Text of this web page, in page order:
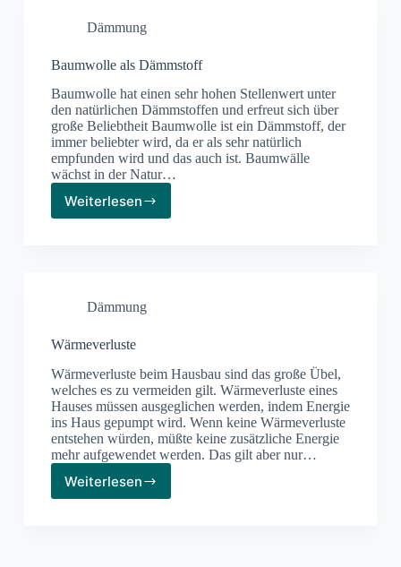
Dämmung
Baumwolle als Dämmstoff
Baumwolle hat einen sehr hohen Stellenwert unter
den natürlichen Dämmstoffen und erfreut sich über
große Beliebtheit Baumwolle ist ein Dämmstoff, der
immer beliebter wird, da er als sehr natürlich
empfunden wird und das auch ist. Baumwälle
wächst in der Natur…
WeiterlesenBaumwolle
Dämmung
Wärmeverluste
Wärmeverluste beim Hausbau sind das große Übel,
welches es zu vermeiden gilt. Wärmeverluste eines
Hauses müssen ausgeglichen werden, indem Energie
ins Haus gepumpt wird. Wenn keine Wärmeverluste
entstehen würden, müßte keine zusätzliche Energie
mehr aufgewendet werden. Das gilt aber nur…
WeiterlesenWärmeverluste